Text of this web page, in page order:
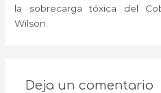
la sobrecarga tóxica del
Wilson.
Deja un comentario